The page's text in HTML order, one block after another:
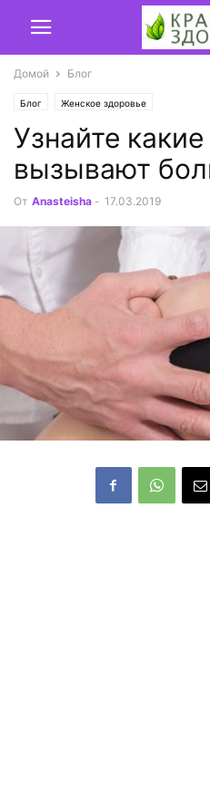
Домой Блог
Блог Женское здоровье
Узнайте
вызывают
От Anasteisha - 17.03.2019